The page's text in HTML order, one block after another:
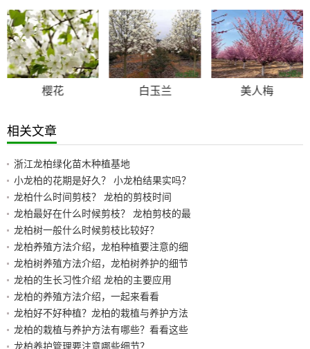
樱花 白玉兰 美人梅
相关文章
浙江龙柏绿化苗木种植基地
小龙柏的花期是好久？ 小龙柏结果实吗？
龙柏什么时间剪枝？ 龙柏的剪枝时间
龙柏最好在什么时候剪枝？ 龙柏剪枝的最
龙柏树一般什么时候剪枝比较好？
龙柏养殖方法介绍，龙柏种植要注意的细
龙柏树养殖方法介绍，龙柏树养护的细节
龙柏的生长习性介绍 龙柏的主要应用
龙柏的养殖方法介绍，一起来看看
龙柏好不好种植？龙柏的栽植与养护方法
龙柏的栽植与养护方法有哪些？看看这些
龙柏养护管理要注意哪些细节？